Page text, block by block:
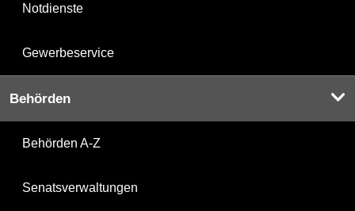
Notdienste
Gewerbeservice
Behörden
Behörden A-Z
Senatsverwaltungen